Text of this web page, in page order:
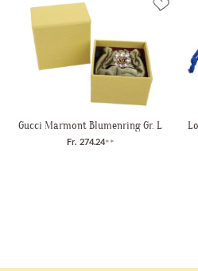
Gucci Marmont Blumenring Gr. L
Fr. 274.24**